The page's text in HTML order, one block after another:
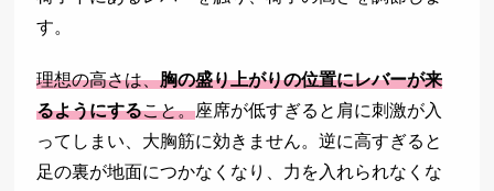
す。
理想の高さは、胸の盛り上がりの位置にレバーが来
るようにすること。座席が低すぎると肩に刺激が入
ってしまい、大胸筋に効きません。逆に高すぎると
足の裏が地面につかなくなり、力を入れられなくな